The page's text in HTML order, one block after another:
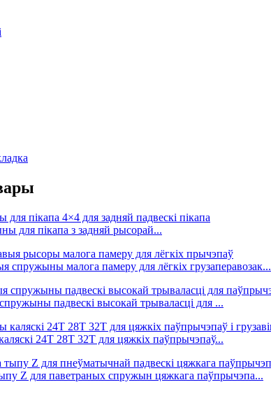
для пікапа з задняй рысорай...
спружыны малога памеру для лёгкіх грузаперавозак...
падвескі высокай трываласці для ...
24T 28T 32T для цяжкіх паўпрычэпаў...
Z для паветраных спружын цяжкага паўпрычэпа...